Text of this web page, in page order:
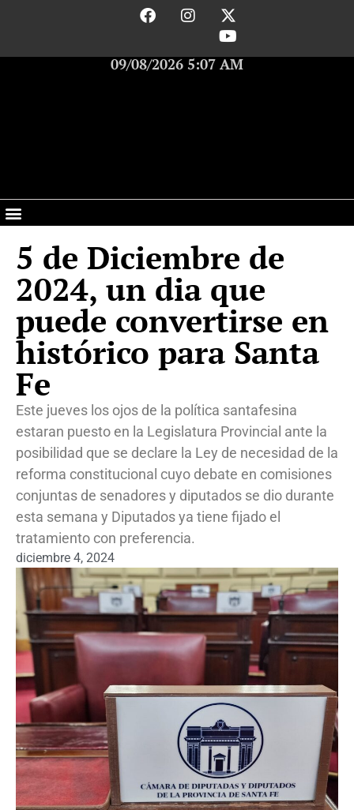
09/08/2026 5:07 AM
5 de Diciembre de
2024, un dia que
puede convertirse en
histórico para Santa
Fe
Este jueves los ojos de la política santafesina
estaran puesto en la Legislatura Provincial ante la
posibilidad que se declare la Ley de necesidad de la
reforma constitucional cuyo debate en comisiones
conjuntas de senadores y diputados se dio durante
esta semana y Diputados ya tiene fijado el
tratamiento con preferencia.
diciembre 4, 2024